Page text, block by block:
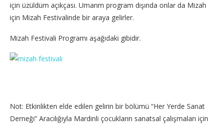
için üzüldüm açıkçası. Umarım program dışında onlar da Mizah
için Mizah Festivalinde bir araya gelirler.
Mizah Festivali Programı aşağıdaki gibidir.
Not: Etkinlikten elde edilen gelirin bir bölümü “Her Yerde Sanat
Derneği” Aracılığıyla Mardinli çocukların sanatsal çalışmaları için